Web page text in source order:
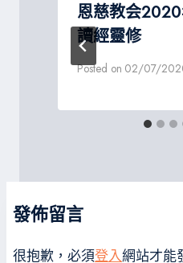
恩慈教会
讀經靈修
Posted on 02/07/
發佈留言
很抱歉，必須登入網站才能